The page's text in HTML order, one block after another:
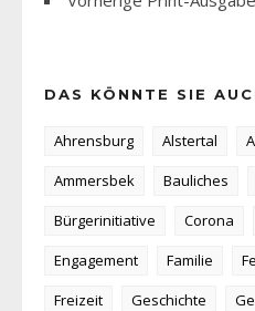
DAS KÖNNTE SIE
Ahrensburg Alstertal
Ammersbek
Bauliches
Bürgerinitiative
Corona
Engagement
Familie
Freizeit
Geschichte